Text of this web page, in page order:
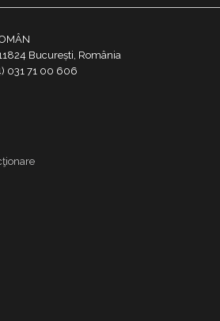
București, România
031 71 00 606